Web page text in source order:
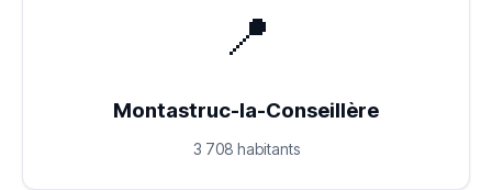
📍
Montastruc-la-Conseillère
3 708 habitants